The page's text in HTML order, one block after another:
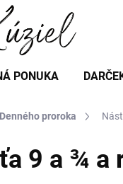
PONUKA
proroka
9 a ¾ a